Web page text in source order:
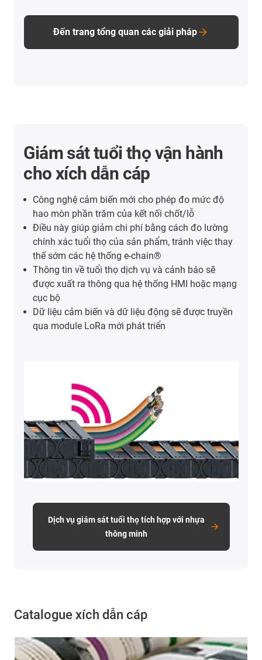
Đến trang tổng quan các giải pháp
Giám sát tuổi thọ vận hành
cho xích dẫn cáp
Công nghệ cảm biến mới cho phép đo mức độ
hao mòn phần trăm của kết nối chốt/lỗ
Điều này giúp giảm chi phí bằng cách đo lường
chính xác tuổi thọ của sản phẩm, tránh việc thay
thế sớm các hệ thống e-chain®
Thông tin về tuổi thọ dịch vụ và cảnh báo sẽ
được xuất ra thông qua hệ thống HMI hoặc mạng
cục bộ
Dữ liệu cảm biến và dữ liệu động sẽ được truyền
qua module LoRa mới phát triển
Dịch vụ giám sát tuổi thọ tích hợp với nhựa
thông minh
Catalogue xích dẫn cáp